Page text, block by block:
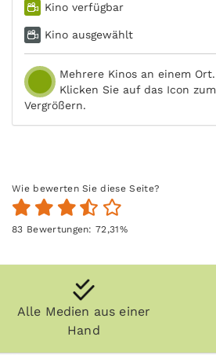
Kino verfügbar
Kino ausgewählt
Mehrere Kinos an einem Ort.
Klicken Sie auf das Icon zum
Vergrößern.
Wie bewerten Sie diese Seite?
83 Bewertungen:72,31%
Alle Medien aus einer
Hand